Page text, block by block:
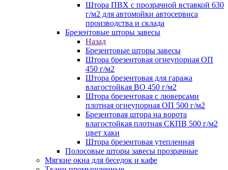
Штора ПВХ с прозрачной вставкой 630
г/м2 для автомойки автосервиса
производства и склада
Брезентовые шторы завесы
Назад
Брезентовые шторы завесы
Штора брезентовая огнеупорная ОП
450 г/м2
Штора брезентовая для гаража
влагостойкая ВО 450 г/м2
Штора брезентовая с люверсами
плотная огнеупорная ОП 500 г/м2
Брезентовая штора на ворота
влагостойкая плотная СКПВ 500 г/м2
цвет хаки
Штора брезентовая утепленная
Полосовые шторы завесы прозрачные
Мягкие окна для беседок и кафе